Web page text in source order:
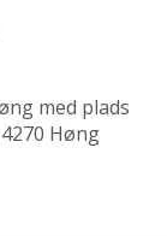
med plads
Høng